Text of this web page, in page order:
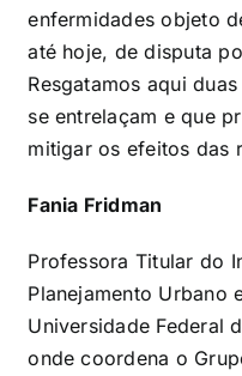
enfermidades objeto
até hoje, de disputa
Resgatamos aqui
se entrelaçam e que
mitigar os efeitos das
Fania Fridman
Professora Titular do
Planejamento Urbano
Universidade Federal
onde coordena o